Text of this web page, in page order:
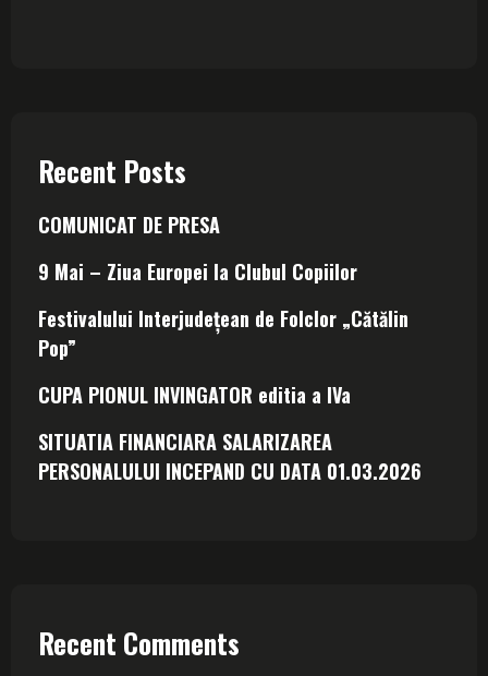
Recent Posts
COMUNICAT DE PRESA
9 Mai – Ziua Europei la Clubul Copiilor
Festivalului Interjudețean de Folclor „Cătălin
Pop”
CUPA PIONUL INVINGATOR editia a IVa
SITUATIA FINANCIARA SALARIZAREA
PERSONALULUI INCEPAND CU DATA 01.03.2026
Recent Comments